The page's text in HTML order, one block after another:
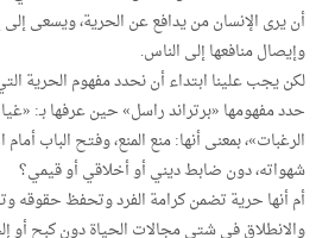
أن يرى الإنسان من يدافع عن الحرية، ويسعى
وإيصال منافعها إلى الناس.
لكن يجب علينا ابتداء أن نحدد مفهوم الحرية
حدد مفهومها «برتراند راسل» حين عرفها بـ:
الرغبات»، بمعنى أنها: منع المنع، وفتح الباب
شهواته، دون ضابط ديني أو أخلاقي أو قيمي؟
أم أنها حرية تضمن كرامة الفرد وتحفظ حقوقه
والانطلاق في شتى مجالات الحياة دون كبح